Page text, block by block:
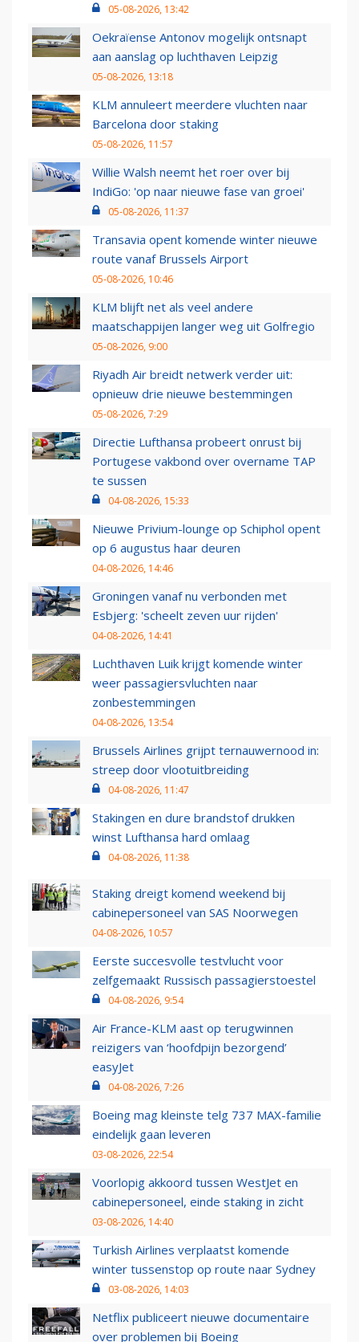
05-08-2026, 13:42
Oekraïense Antonov mogelijk ontsnapt
aan aanslag op luchthaven Leipzig
05-08-2026, 13:18
KLM annuleert meerdere vluchten naar
Barcelona door staking
05-08-2026, 11:57
Willie Walsh neemt het roer over bij
IndiGo: 'op naar nieuwe fase van groei'
05-08-2026, 11:37
Transavia opent komende winter nieuwe
route vanaf Brussels Airport
05-08-2026, 10:46
KLM blijft net als veel andere
maatschappijen langer weg uit Golfregio
05-08-2026, 9:00
Riyadh Air breidt netwerk verder uit:
opnieuw drie nieuwe bestemmingen
05-08-2026, 7:29
Directie Lufthansa probeert onrust bij
Portugese vakbond over overname TAP
te sussen
04-08-2026, 15:33
Nieuwe Privium-lounge op Schiphol opent
op 6 augustus haar deuren
04-08-2026, 14:46
Groningen vanaf nu verbonden met
Esbjerg: 'scheelt zeven uur rijden'
04-08-2026, 14:41
Luchthaven Luik krijgt komende winter
weer passagiersvluchten naar
zonbestemmingen
04-08-2026, 13:54
Brussels Airlines grijpt ternauwernood in:
streep door vlootuitbreiding
04-08-2026, 11:47
Stakingen en dure brandstof drukken
winst Lufthansa hard omlaag
04-08-2026, 11:38
Staking dreigt komend weekend bij
cabinepersoneel van SAS Noorwegen
04-08-2026, 10:57
Eerste succesvolle testvlucht voor
zelfgemaakt Russisch passagierstoestel
04-08-2026, 9:54
Air France-KLM aast op terugwinnen
reizigers van ‘hoofdpijn bezorgend’
easyJet
04-08-2026, 7:26
Boeing mag kleinste telg 737 MAX-familie
eindelijk gaan leveren
03-08-2026, 22:54
Voorlopig akkoord tussen WestJet en
cabinepersoneel, einde staking in zicht
03-08-2026, 14:40
Turkish Airlines verplaatst komende
winter tussenstop op route naar Sydney
03-08-2026, 14:03
Netflix publiceert nieuwe documentaire
over problemen bij Boeing